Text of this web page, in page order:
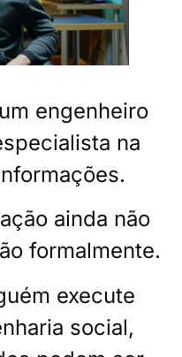
engenheiro
na
ainda não
formalmente.
execute
social,